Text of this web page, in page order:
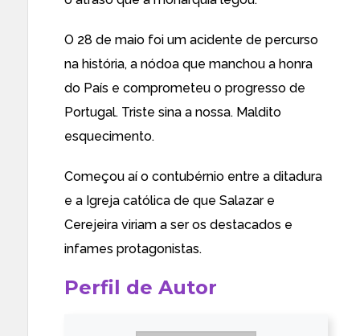
O 28 de maio foi um acidente de percurso
na história, a nódoa que manchou a honra
do País e comprometeu o progresso de
Portugal. Triste sina a nossa. Maldito
esquecimento.
Começou aí o contubérnio entre a ditadura
e a Igreja católica de que Salazar e
Cerejeira viriam a ser os destacados e
infames protagonistas.
Perfil de Autor